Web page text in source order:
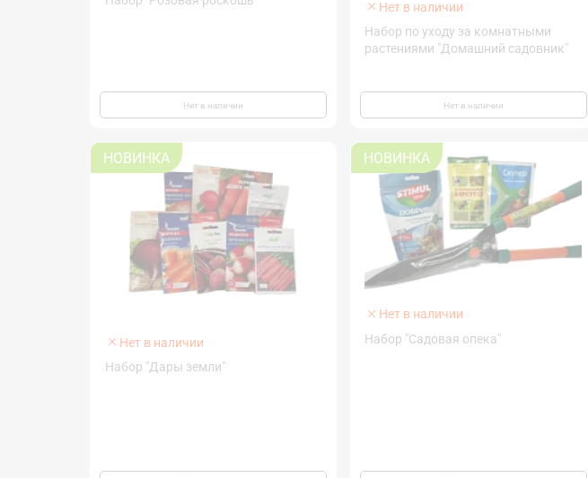
Нет в наличии
Нет в наличии
Набор по уходу за комнатными
растениями "Домашний садовник"
Нет в наличии
НОВИНКА
Нет в наличии
Набор "Дары земли"
НОВИНКА
Нет в наличии
Набор "Садовая опека"